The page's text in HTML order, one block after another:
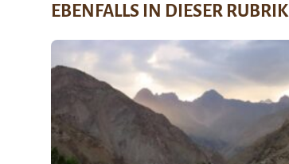
EBENFALLS IN DIESER RUBRIK